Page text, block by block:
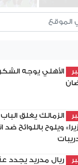
الأهلي يوجه
الزمالك يغلق
ويلوح باللوائح
ريال مدريد